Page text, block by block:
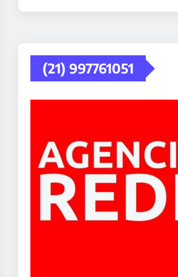
(21) 997761051